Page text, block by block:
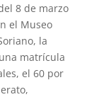
8 de marzo
el Museo
la
matrícula
el 60 por